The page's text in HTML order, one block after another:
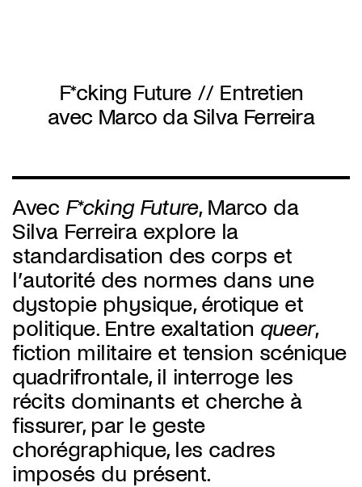
F*cking Future // Entretien
avec Marco da Silva Ferreira
Avec F*cking Future, Marco da
Silva Ferreira explore la
standardisation des corps et
l’autorité des normes dans une
dystopie physique, érotique et
politique. Entre exaltation queer,
fiction militaire et tension scénique
quadrifrontale, il interroge les
récits dominants et cherche à
fissurer, par le geste
chorégraphique, les cadres
imposés du présent.